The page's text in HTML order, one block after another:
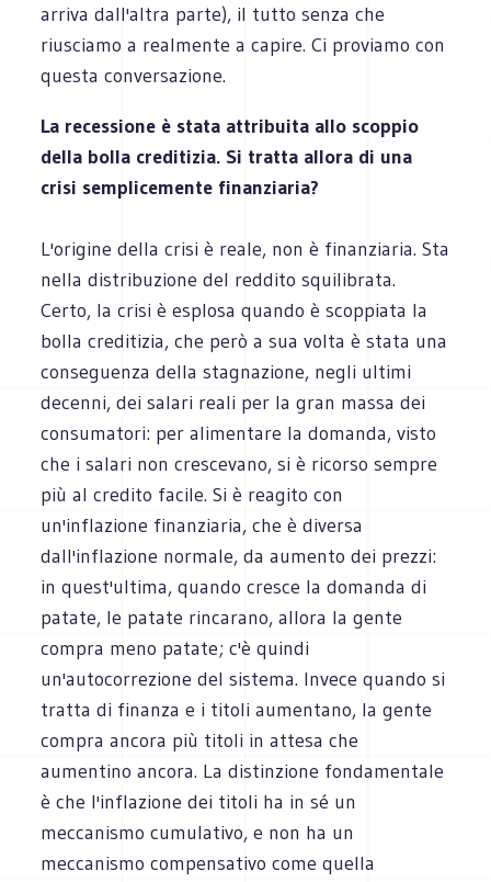
arriva dall'altra parte), il tutto senza che
riusciamo a realmente a capire. Ci proviamo con
questa conversazione.
La recessione è stata attribuita allo scoppio
della bolla creditizia. Si tratta allora di una
crisi semplicemente finanziaria?
L'origine della crisi è reale, non è finanziaria. Sta
nella distribuzione del reddito squilibrata.
Certo, la crisi è esplosa quando è scoppiata la
bolla creditizia, che però a sua volta è stata una
conseguenza della stagnazione, negli ultimi
decenni, dei salari reali per la gran massa dei
consumatori: per alimentare la domanda, visto
che i salari non crescevano, si è ricorso sempre
più al credito facile. Si è reagito con
un'inflazione finanziaria, che è diversa
dall'inflazione normale, da aumento dei prezzi:
in quest'ultima, quando cresce la domanda di
patate, le patate rincarano, allora la gente
compra meno patate; c'è quindi
un'autocorrezione del sistema. Invece quando si
tratta di finanza e i titoli aumentano, la gente
compra ancora più titoli in attesa che
aumentino ancora. La distinzione fondamentale
è che l'inflazione dei titoli ha in sé un
meccanismo cumulativo, e non ha un
meccanismo compensativo come quella